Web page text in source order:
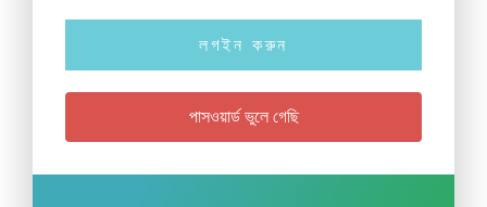
লগইন করুন
পাসওয়ার্ড ভুলে গেছি